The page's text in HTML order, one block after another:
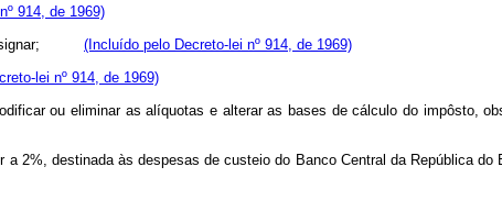
914, de 1969)
designar; (Incluído pelo Decreto-lei nº 914, de 1969)
lei nº 914, de 1969)
ou eliminar as alíquotas e alterar as bases de cálculo do impôsto,
2%, destinada às despesas de custeio do Banco Central da República